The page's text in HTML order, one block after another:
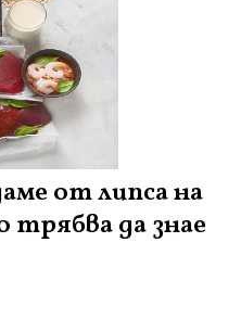
от липса на
трябва да знае